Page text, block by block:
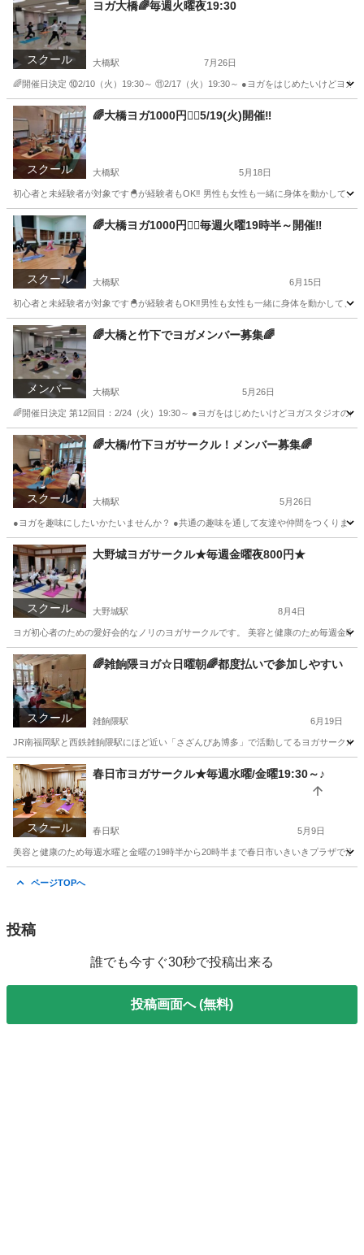
スクール
ヨガ大橋🌈毎週火曜夜19:30
大橋駅 7月26日
🌈開催日決定 ⑩2/10（火）19:30～ ⑪2/17（火）19:30～ ●ヨガをはじめたいけどヨガ
福岡 福岡市 大橋駅 ヨガ
スクール
🌈大橋ヨガ1000円🧘‍♀️5/19(火)開催‼️
大橋駅 5月18日
初心者と未経験者が対象です🐣が経験者もOK‼️ 男性も女性も一緒に身体を動かして
福岡 福岡市 大橋駅 スポーツ 20代
スクール
🌈大橋ヨガ1000円🧘‍♀️毎週火曜19時半～開催‼️
大橋駅 6月15日
初心者と未経験者が対象です🐣が経験者もOK‼️男性も女性も一緒に身体を動かして、
福岡 福岡市 大橋駅 スポーツ
メンバー
🌈大橋と竹下でヨガメンバー募集🌈
大橋駅 5月26日
🌈開催日決定 第12回目：2/24（火）19:30～ ●ヨガをはじめたいけどヨガスタジオの
福岡 福岡市 大橋駅 スポーツ サークル
スクール
🌈大橋/竹下ヨガサークル！メンバー募集🌈
大橋駅 5月26日
●ヨガを趣味にしたいかたいませんか？ ●共通の趣味を通して友達や仲間をつくりま
福岡 福岡市 大橋駅 ヨガ サークル
スクール
大野城ヨガサークル★毎週金曜夜800円★
大野城駅 8月4日
ヨガ初心者のための愛好会的なノリのヨガサークルです。 美容と健康のため毎週金
福岡 大野城市 大野城駅 ヨガ 福岡 大野城市
下大利駅 ヨガ
スクール
🌈雑餉隈ヨガ☆日曜朝🌈都度払いで参加しやすい
雑餉隈駅 6月19日
JR南福岡駅と西鉄雑餉隈駅にほど近い「さざんぴあ博多」で活動してるヨガサークル
福岡 福岡市 雑餉隈駅 男性
スクール
春日市ヨガサークル★毎週水曜/金曜19:30～♪
春日駅 5月9日
美容と健康のため毎週水曜と金曜の19時半から20時半まで春日市いきいきプラザで活
ページTOPへ
投稿
誰でも今すぐ30秒で投稿出来る
投稿画面へ (無料)